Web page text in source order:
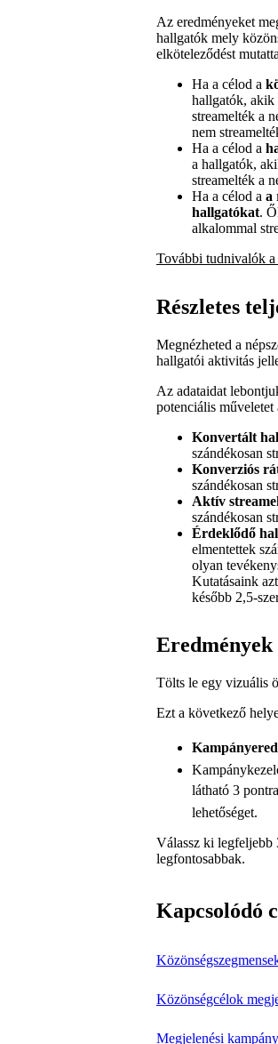
Az eredményeket
hallgatók mely
elköteleződést
Ha a célod a
hallgatók, akik
streamelték a
nem
Ha a célod a
a hallgatók,
streamelték a
Ha a célod a a
hallgatókat.
alkalommal
További tudnivalók a
Részletes
Megnézheted a
hallgatói aktivitás
Az adataidat
potenciális műveletet
Konvertált
szándékosan
Konverziós
szándékosan
Aktív
szándékosan
Érdeklődő
elmentettek
olyan
Kutatásaink
később 2,5-
Eredmények
Tölts le egy vizuális
Ezt a következő
látható 3
lehetőséget.
Válassz ki legfeljebb
legfontosabbak.
Kapcsolódó
Közönségcélok
Megjelenési